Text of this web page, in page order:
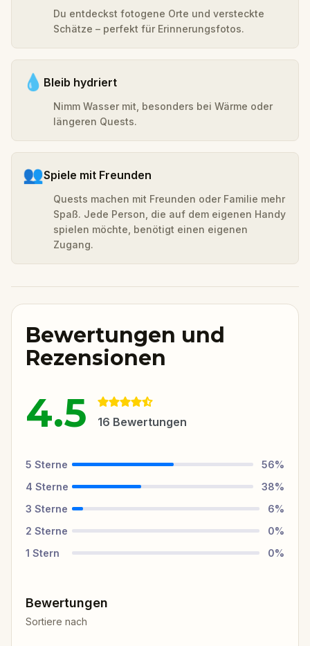
Du entdeckst fotogene Orte und versteckte
Schätze – perfekt für Erinnerungsfotos.
💧 Bleib hydriert
Nimm Wasser mit, besonders bei Wärme oder
längeren Quests.
👥Spiele mit Freunden
Quests machen mit Freunden oder Familie mehr
Spaß. Jede Person, die auf dem eigenen Handy
spielen möchte, benötigt einen eigenen
Zugang.
Bewertungen und
Rezensionen
4.5 16 Bewertungen
5 Sterne 56%
4 Sterne 38%
3 Sterne 6%
2 Sterne 0%
1 Stern 0%
Bewertungen
Sortiere nach